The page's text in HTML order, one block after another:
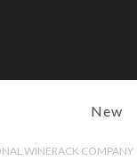
New
WINERACK COMPANY